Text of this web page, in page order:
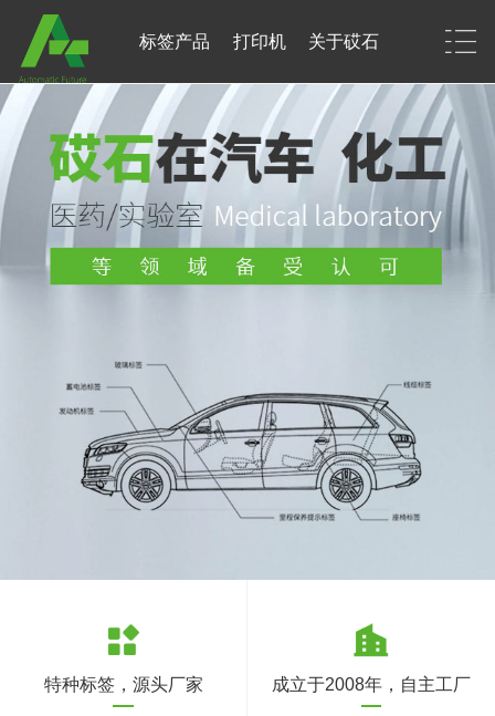
标签产品 打印机 关于砹石
特种标签，源头厂家 成立于2008年，自主工厂